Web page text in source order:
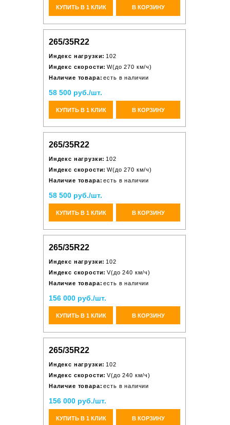
КУПИТЬ В 1 КЛИК В КОРЗИНУ
265/35R22
Индекс нагрузки: 102
Индекс скорости: W(до 270 км/ч)
Наличие товара: есть в наличии
58 500 руб./шт.
КУПИТЬ В 1 КЛИК В КОРЗИНУ
265/35R22
Индекс нагрузки: 102
Индекс скорости: W(до 270 км/ч)
Наличие товара: есть в наличии
58 500 руб./шт.
КУПИТЬ В 1 КЛИК В КОРЗИНУ
265/35R22
Индекс нагрузки: 102
Индекс скорости: V(до 240 км/ч)
Наличие товара: есть в наличии
156 000 руб./шт.
КУПИТЬ В 1 КЛИК В КОРЗИНУ
265/35R22
Индекс нагрузки: 102
Индекс скорости: V(до 240 км/ч)
Наличие товара: есть в наличии
156 000 руб./шт.
КУПИТЬ В 1 КЛИК В КОРЗИНУ